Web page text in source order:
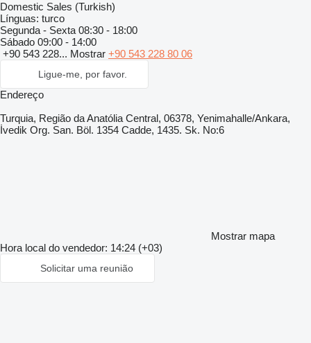
Domestic Sales (Turkish)
Línguas: turco
Segunda - Sexta 08:30 - 18:00
Sábado 09:00 - 14:00
+90 543 228... Mostrar +90 543 228 80 06
Ligue-me, por favor.
Endereço
Turquia, Região da Anatólia Central, 06378, Yenimahalle/Ankara,
İvedik Org. San. Böl. 1354 Cadde, 1435. Sk. No:6
Mostrar mapa
Hora local do vendedor: 14:24 (+03)
Solicitar uma reunião